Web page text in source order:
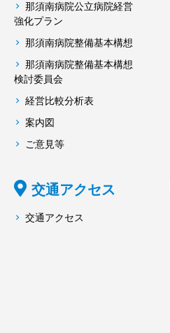
那須南病院公立病院経営
強化プラン
那須南病院整備基本構想
那須南病院整備基本構想
検討委員会
経営比較分析表
案内図
ご意見等
交通アクセス
交通アクセス